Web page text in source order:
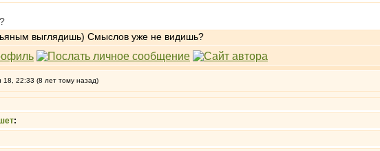
выглядишь) Смыслов уже не видишь?
22:33 (8 лет тому назад)
: